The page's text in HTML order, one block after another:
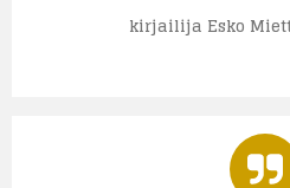
kirjailija Esko